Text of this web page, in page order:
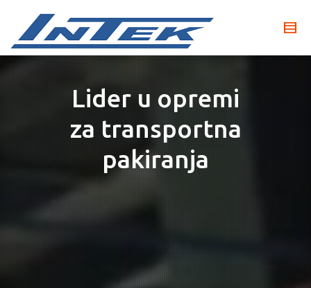
Lider u opremi
za transportna
pakiranja